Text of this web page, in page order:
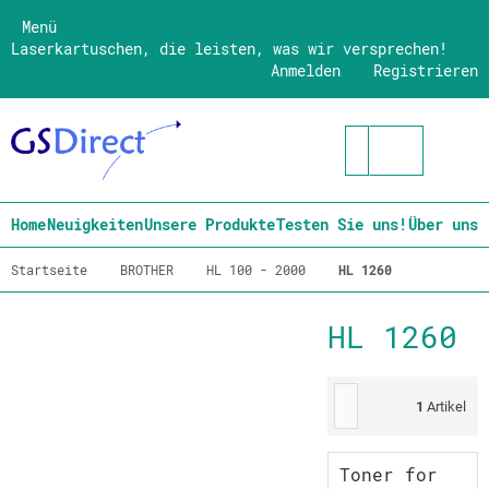
Menü
Laserkartuschen, die leisten, was wir versprechen!
Registrieren
Anmelden
HomeNeuigkeitenUnsere ProdukteTesten Sie uns!Über uns
Startseite BROTHER HL 100 - 2000 HL 1260
HL 1260
1 Artikel
Toner for